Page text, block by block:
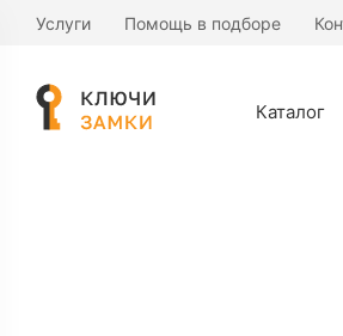
Услуги Помощь в подборе
Каталог
Цилиндровый